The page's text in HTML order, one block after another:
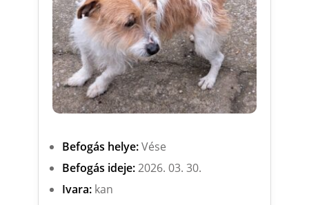
Befogás helye:Vése
Befogás ideje:2026. 03. 30.
Ivara:kan